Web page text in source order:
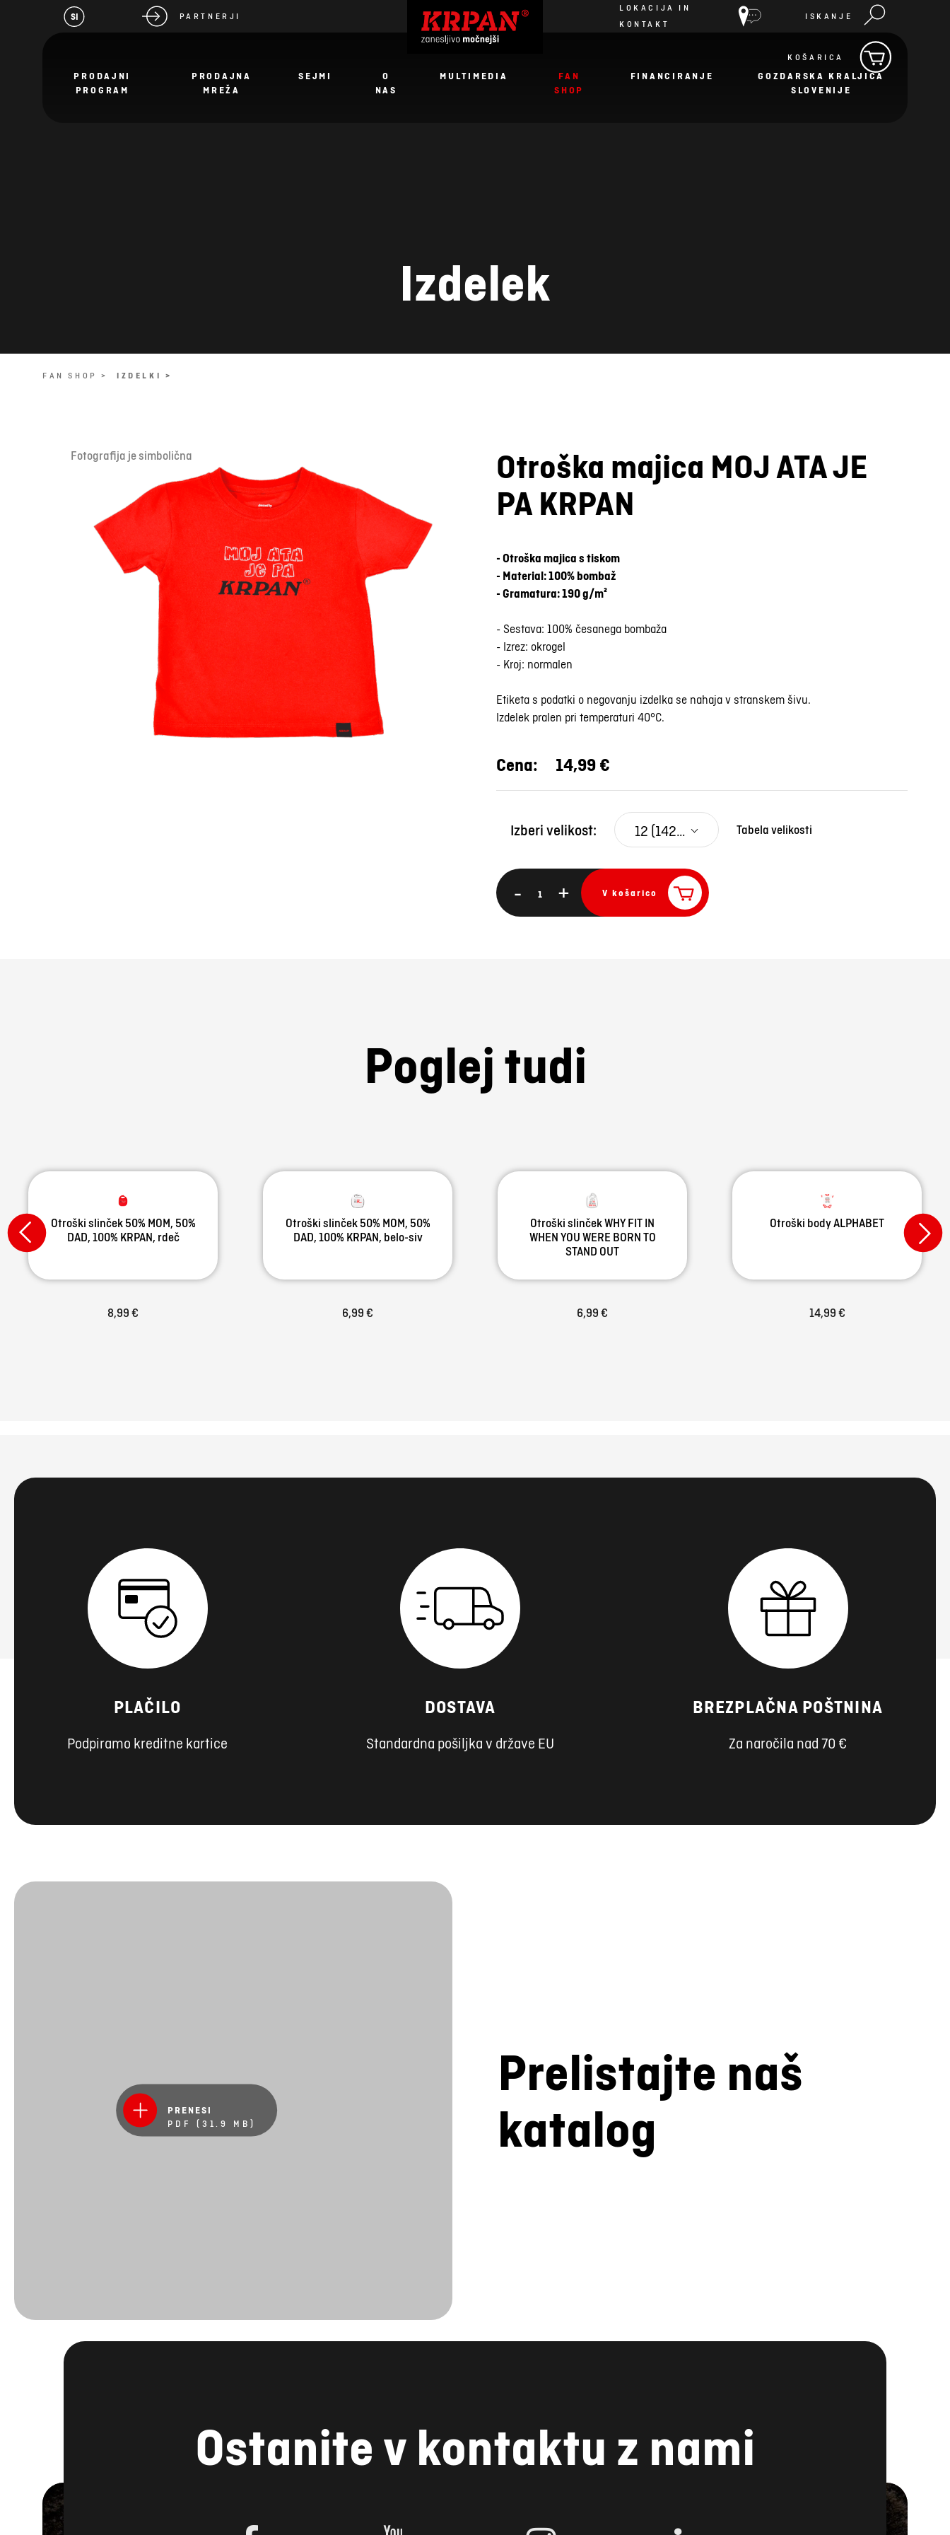
SI PARTNERJI
LOKACIJA IN
KONTAKT
ISKANJE
PRODAJNI
PROGRAM
PRODAJNA
MREŽA
SEJMI
O
NAS
MULTIMEDIA
FAN
SHOP
FINANCIRANJE
GOZDARSKA KRALJICA
SLOVENIJE
KOŠARICA
Izdelek
FAN SHOP > IZDELKI >
Fotografija je simbolična
Otroška majica MOJ ATA JE
PA KRPAN
- Otroška majica s tiskom
- Material: 100% bombaž
- Gramatura: 190 g/m²
- Sestava: 100% česanega bombaža
- Izrez: okrogel
- Kroj: normalen
Etiketa s podatki o negovanju izdelka se nahaja v stranskem šivu.
Izdelek pralen pri temperaturi 40°C.
Cena: 14,99 €
Izberi velikost: 12 (142/152) Tabela velikosti
- + V košarico
Poglej tudi
Otroški slinček 50% MOM, 50%
DAD, 100% KRPAN, rdeč
8,99 €
Otroški slinček 50% MOM, 50%
DAD, 100% KRPAN, belo-siv
6,99 €
Otroški slinček WHY FIT IN
WHEN YOU WERE BORN TO
STAND OUT
6,99 €
Otroški body ALPHABET
14,99 €
PLAČILO
Podpiramo kreditne kartice
DOSTAVA
Standardna pošiljka v države EU
BREZPLAČNA POŠTNINA
Za naročila nad 70 €
katalog
Ostanite v kontaktu z nami
FACEBOOK YOUTUBE INSTAGRAM LINKEDIN